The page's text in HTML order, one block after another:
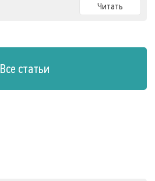
Читать
Все статьи